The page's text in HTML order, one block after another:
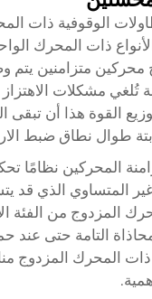
الوقوفية ذات
ذات المحرك
متزامنين يتم
تُلغي مشكلات
القوة هذا أن
طوال نطاق ضبط
المحركين
غير المتساوي
المزدوج من الفئة
التامة حتى عند
المحرك المزدوج